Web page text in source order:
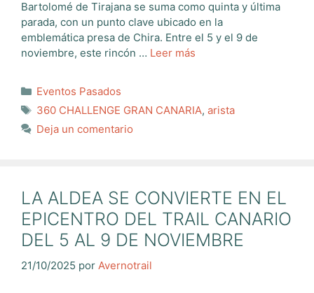
Bartolomé de Tirajana se suma como quinta y última
parada, con un punto clave ubicado en la
emblemática presa de Chira. Entre el 5 y el 9 de
noviembre, este rincón … Leer más
Categorías
Eventos Pasados
Etiquetas
360 CHALLENGE GRAN CANARIA, arista
Deja un comentario
LA ALDEA SE CONVIERTE EN EL
EPICENTRO DEL TRAIL CANARIO
DEL 5 AL 9 DE NOVIEMBRE
21/10/2025 por Avernotrail